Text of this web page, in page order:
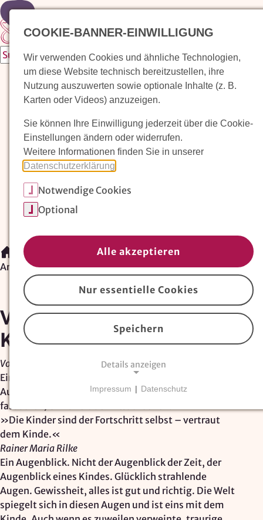
Zur Startseite
Waldorfkindergarten finden
Pädagogischer Ansatz
Arbeit im Waldorfkindergarten
Unser Verein
Magazin: Erziehungskunst frühe Kindheit
Magazin: Erziehungskunst frühe Kindheit
Artikel
Vergangenheit –
Kindheit – Zukunft
Von Bernhard Hanel, Apr. 2021
Ein sozialkindlicher Essay, handelnd von
Augenblicken, Schmetterlingen und der (un-
fassbaren) Blindheit der Erwachsenen.
»Die Kinder sind der Fortschritt selbst – vertraut
dem Kinde.«
Rainer Maria Rilke
Ein Augenblick. Nicht der Augenblick der Zeit, der
Augenblick eines Kindes. Glücklich strahlende
Augen. Gewissheit, alles ist gut und richtig. Die Welt
spiegelt sich in diesen Augen und ist eins mit dem
COOKIE-BANNER-EINWILLIGUNG
Wir verwenden Cookies und ähnliche Technologien,
um diese Website technisch bereitzustellen, ihre
Nutzung auszuwerten sowie optionale Inhalte (z. B.
Karten oder Videos) anzuzeigen.
Sie können Ihre Einwilligung jederzeit über die Cookie-
Einstellungen ändern oder widerrufen.
Weitere Informationen finden Sie in unserer
Datenschutzerklärung
Notwendige Cookies
Optional
Alle akzeptieren
Nur essentielle Cookies
Speichern
Details anzeigen
Essentielle Cookiessind für den Betrieb der
Website erforderlich und können nicht deaktiviert
werden. Hierzu zählen technisch notwendige
TYPO3-Cookies, sowie Funktionen zur
Adresssuche über Google Places.
Google Places Autocomplete
Impressum | Datenschutz